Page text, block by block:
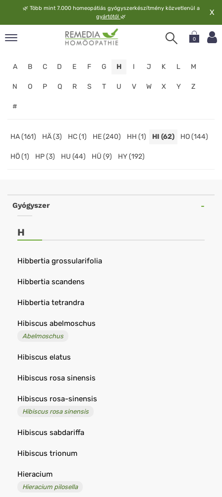
🌿 Több mint 7.000 homeopátiás gyógyszerkészítmény közvetlenül a
gyártótól 🌿 X
0
A B C D E F G H I J K L M
N O P Q R S T U V W X Y Z
#
HA (161) HÄ (3) HC (1) HE (240) HH (1) HI (62) HO (144)
HÖ (1) HP (3) HU (44) HÜ (9) HY (192)
Online
Shop
Gyógyszer
H
Hibbertia grossularifolia
Hibbertia scandens
Hibbertia tetrandra
Hibiscus abelmoschus
Abelmoschus
Hibiscus elatus
Hibiscus rosa sinensis
Hibiscus rosa-sinensis
Hibiscus rosa sinensis
Hibiscus sabdariffa
Hibiscus trionum
Hieracium
Hieracium pilosella